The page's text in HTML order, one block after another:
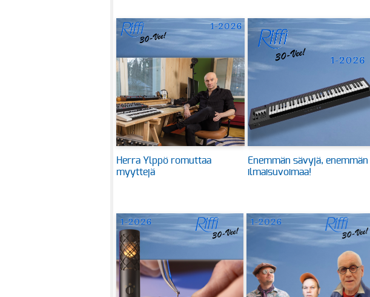
Herra Ylppö romuttaa
myyttejä
Enemmän sävyjä, enemmän
ilmaisuvoimaa!